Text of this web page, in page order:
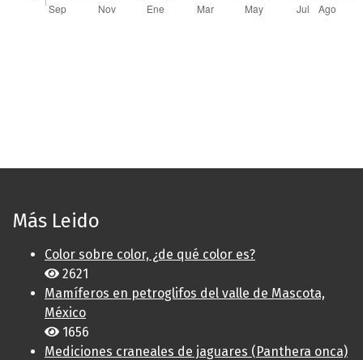
Más Leido
Color sobre color, ¿de qué color es?
2621
Mamíferos en petroglifos del valle de Mascota,
México
1656
Mediciones craneales de jaguares (Panthera onca)